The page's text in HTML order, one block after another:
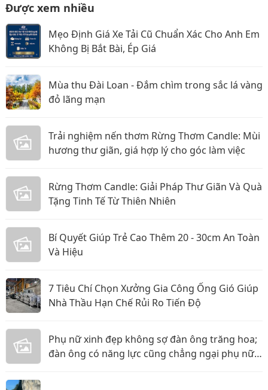
Được xem nhiều
Mẹo Định Giá Xe Tải Cũ Chuẩn Xác Cho Anh Em
Không Bị Bắt Bài, Ép Giá
Mùa thu Đài Loan - Đắm chìm trong sắc lá vàng
đỏ lãng mạn
Trải nghiệm nến thơm Rừng Thơm Candle: Mùi
hương thư giãn, giá hợp lý cho góc làm việc
Rừng Thơm Candle: Giải Pháp Thư Giãn Và Quà
Tặng Tinh Tế Từ Thiên Nhiên
Bí Quyết Giúp Trẻ Cao Thêm 20 - 30cm An Toàn
Và Hiệu
7 Tiêu Chí Chọn Xưởng Gia Công Ống Gió Giúp
Nhà Thầu Hạn Chế Rủi Ro Tiến Độ
Phụ nữ xinh đẹp không sợ đàn ông trăng hoa;
đàn ông có năng lực cũng chẳng ngại phụ nữ